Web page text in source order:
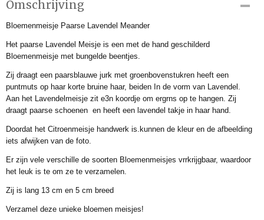
MKM105461
Productcode leverancier
Afmetingen (l,b,h)
6 x 6 x 13 cm
Omschrijving
Bloemenmeisje Paarse Lavendel Meander
Het paarse Lavendel Meisje is een met de hand geschilderd
Bloemenmeisje met bungelde beentjes.
Zij draagt een paarsblauwe jurk met groenbovenstukren heeft een
puntmuts op haar korte bruine haar, beiden In de vorm van Lavendel.
Aan het Lavendelmeisje zit e3n koordje om ergrns op te hangen. Zij
draagt paarse schoenen en heeft een lavendel takje in haar hand.
Doordat het Citroenmeisje handwerk is.kunnen de kleur en de afbeelding
iets afwijken van de foto.
Er zijn vele verschille de soorten Bloemenmeisjes vrrkrijgbaar, waardoor
het leuk is te om ze te verzamelen.
Zij is lang 13 cm en 5 cm breed
Verzamel deze unieke bloemen meisjes!